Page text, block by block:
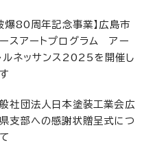
爆80周年記念事業】広島市
スアートプログラム アー
ルネッサンス2025を開催し
社団法人日本塗装工業会広
支部への感謝状贈呈式につ